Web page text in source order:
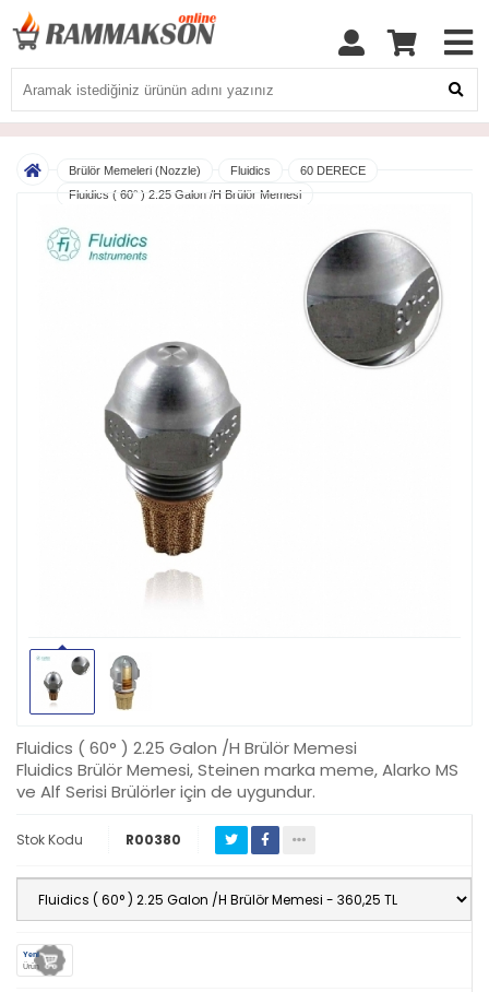
Brülör Memeleri (Nozzle) Fluidics
60 DERECE
Fluidics ( 60° ) 2.25 Galon /H Brülör Memesi
Fluidics ( 60° ) 2.25 Galon /H Brülör Memesi
Fluidics Brülör Memesi, Steinen marka meme, Alarko MS
ve Alf Serisi Brülörler için de uygundur.
Stok Kodu R00380
Yeni
Ürün